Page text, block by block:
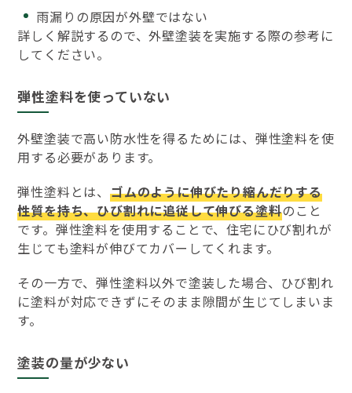
雨漏りの原因が外壁ではない
詳しく解説するので、外壁塗装を実施する際の参考に
してください。
弾性塗料を使っていない
外壁塗装で高い防水性を得るためには、弾性塗料を使
用する必要があります。
弾性塗料とは、 ゴムのように伸びたり縮んだりする
性質を持ち、ひび割れに追従して伸びる塗料のこと
です。弾性塗料を使用することで、住宅にひび割れが
生じても塗料が伸びてカバーしてくれます。
その一方で、弾性塗料以外で塗装した場合、ひび割れ
に塗料が対応できずにそのまま隙間が生じてしまいま
す。
塗装の量が少ない